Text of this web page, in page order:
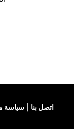
سياسة اتصل بنا